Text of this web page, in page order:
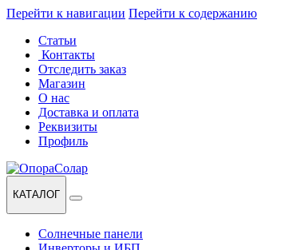
Перейти к навигации Перейти к содержанию
Статьи
Контакты
Отследить заказ
Магазин
О нас
Доставка и оплата
Реквизиты
Профиль
КАТАЛОГ
Солнечные панели